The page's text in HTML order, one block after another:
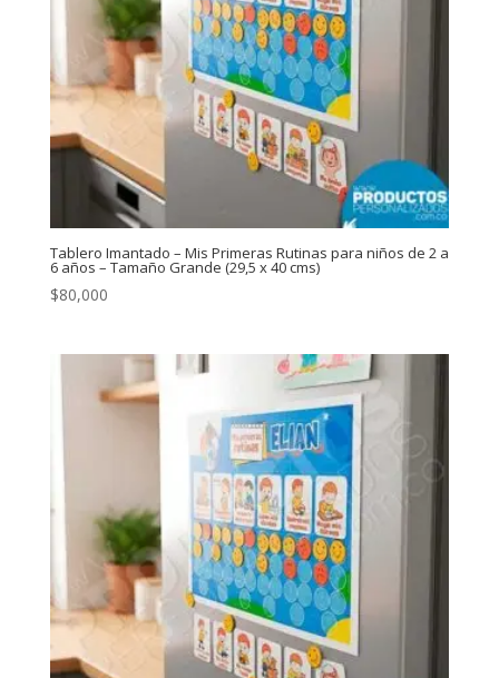
Tablero Imantado – Mis Primeras Rutinas para niños de 2 a
6 años – Tamaño Grande (29,5 x 40 cms)
$80,000